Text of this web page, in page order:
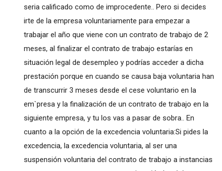
seria calificado como de improcedente.. Pero si decides
irte de la empresa voluntariamente para empezar a
trabajar el año que viene con un contrato de trabajo de 2
meses, al finalizar el contrato de trabajo estarías en
situación legal de desempleo y podrías acceder a dicha
prestación porque en cuando se causa baja voluntaria han
de transcurrir 3 meses desde el cese voluntario en la
em`presa y la finalización de un contrato de trabajo en la
siguiente empresa, y tu los vas a pasar de sobra.. En
cuanto a la opción de la excedencia voluntaria:Si pides la
excedencia, la excedencia voluntaria, al ser una
suspensión voluntaria del contrato de trabajo a instancias